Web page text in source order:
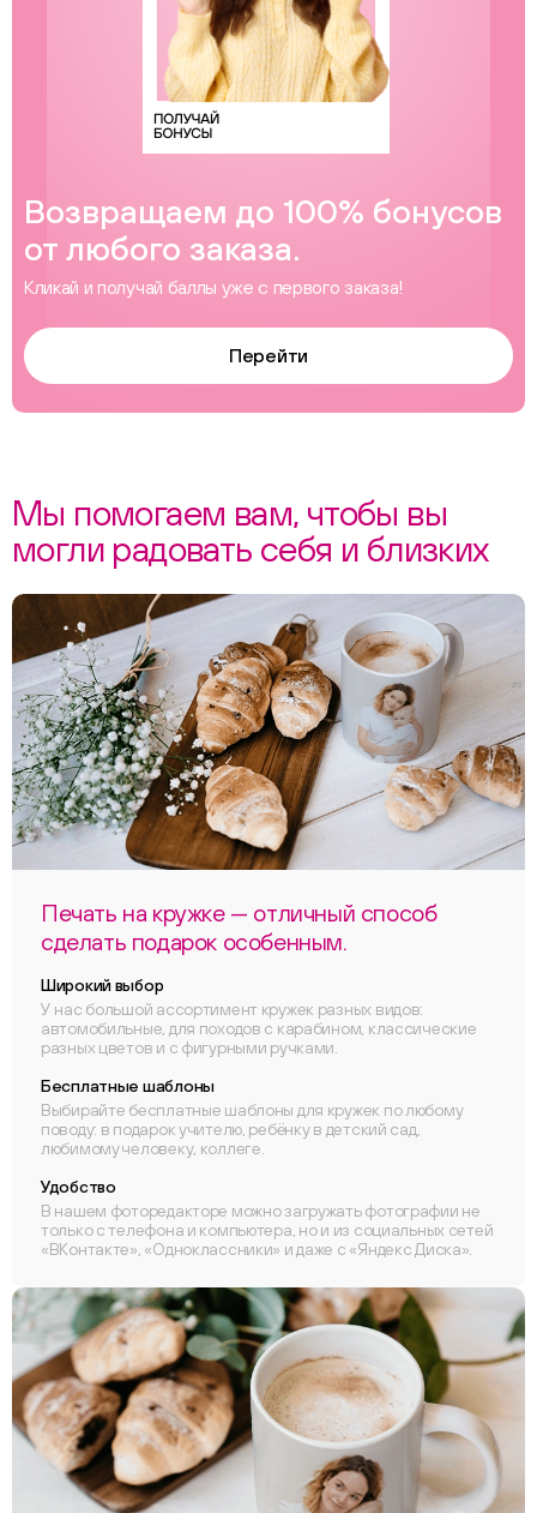
Возвращаем до 100% бонусов
от любого заказа.
Кликай и получай баллы уже с первого заказа!
Перейти
Мы помогаем вам, чтобы вы
могли радовать себя и близких
Печать на кружке — отличный способ
сделать подарок особенным.
Широкий выбор
У нас большой ассортимент кружек разных видов:
автомобильные, для походов с карабином, классические
разных цветов и с фигурными ручками.
Бесплатные шаблоны
Выбирайте бесплатные шаблоны для кружек по любому
поводу: в подарок учителю, ребёнку в детский сад,
любимому человеку, коллеге.
Удобство
В нашем фоторедакторе можно загружать фотографии не
только с телефона и компьютера, но и из социальных сетей
«ВКонтакте», «Одноклассники» и даже с «Яндекс Диска».